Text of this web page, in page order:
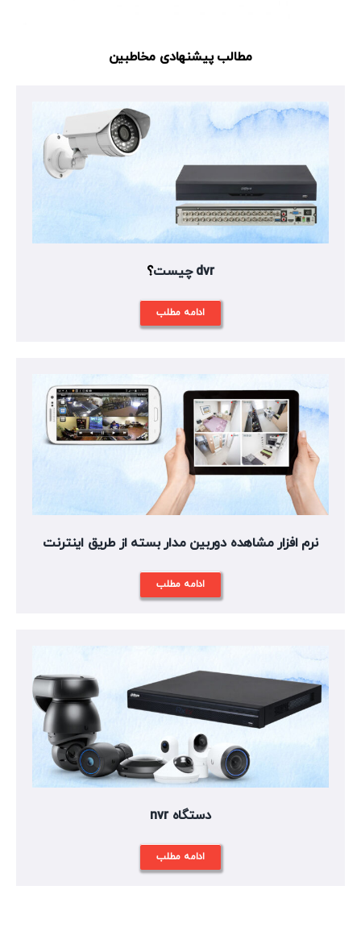
مطالب پیشنهادی مخاطبین
dvr چیست ؟
ادامه مطلب
نرم افزار مشاهده دوربین مدار بسته از طریق اینترنت
ادامه مطلب
دستگاه nvr
ادامه مطلب